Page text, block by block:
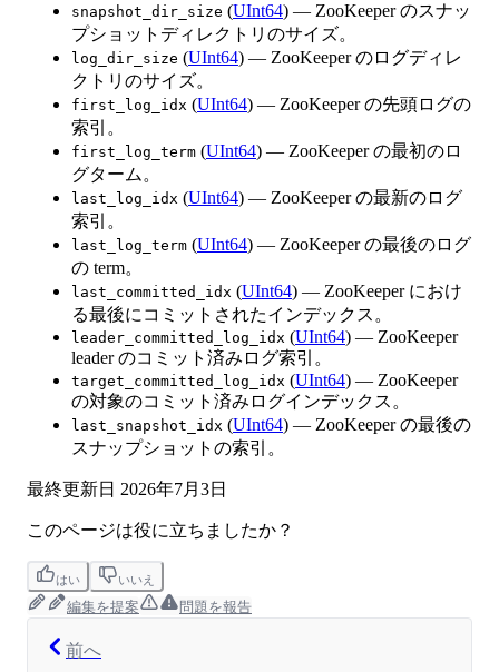
snapshot_dir_size (UInt64) — ZooKeeper のスナッ
プショットディレクトリのサイズ。
log_dir_size (UInt64) — ZooKeeper のログディレ
クトリのサイズ。
first_log_idx (UInt64) — ZooKeeper の先頭ログの
索引。
first_log_term (UInt64) — ZooKeeper の最初のロ
グターム。
last_log_idx (UInt64) — ZooKeeper の最新のログ
索引。
last_log_term (UInt64) — ZooKeeper の最後のログ
の term。
last_committed_idx (UInt64) — ZooKeeper におけ
る最後にコミットされたインデックス。
leader_committed_log_idx (UInt64) — ZooKeeper
leader のコミット済みログ索引。
target_committed_log_idx (UInt64) — ZooKeeper
の対象のコミット済みログインデックス。
last_snapshot_idx (UInt64) — ZooKeeper の最後の
スナップショットの索引。
最終更新日 2026年7月3日
このページは役に立ちましたか？
はい いいえ
編集を提案 問題を報告
前へ